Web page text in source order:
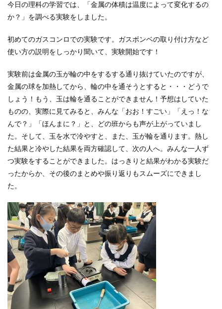
今日の理科の学習では、「金属の体積は温度によって変化するの
か？」を調べる実験をしました。
初めてのガスコンロでの実験です。ガスボンベの取り付け方など
使い方の説明をしっかり聞いて、実験開始です！
実験前は金属の玉が輪の中をするする通り抜けていたのですが、
金属の球を加熱してから、輪の中を通そうとすると・・・どうで
しょう！もう、玉は輪を通ることができません！予想はしていた
ものの、実際に見てみると、みんな「おお！すごい」「えっ！な
んで？」「ほんまに？」と、どの班からも声が上がっていまし
た。そして、玉を水で冷やすと、また、玉が輪を通ります。熱し
た結果と冷やした結果を両方確認して、次の人へ。みんな一人ず
つ実験をすることができました。はっきりと結果がわかる実験だ
ったからか、その後のまとめや振り返りもスムーズにできまし
た。